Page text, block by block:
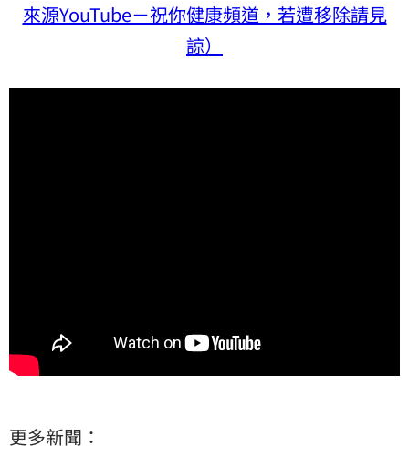
來源YouTube－祝你健康頻道，若遭移除請見
諒）
更多新聞：